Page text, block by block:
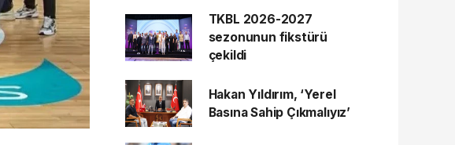
TKBL 2026-2027
sezonunun fikstürü
çekildi
Hakan Yıldırım, ‘Yerel
Basına Sahip Çıkmalıyız’